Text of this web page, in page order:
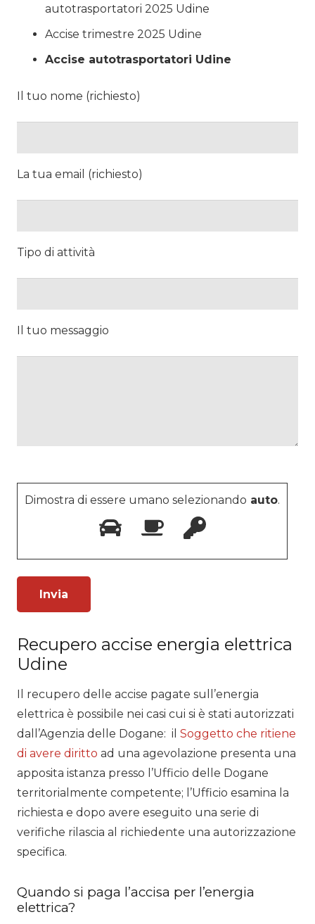
autotrasportatori 2025 Udine
Accise trimestre 2025 Udine
Accise autotrasportatori Udine
Il tuo nome (richiesto)
La tua email (richiesto)
Tipo di attività
Il tuo messaggio
Dimostra di essere umano selezionando auto.
Recupero accise energia elettrica
Udine
Il recupero delle accise pagate sull’energia
elettrica è possibile nei casi cui si è stati autorizzati
dall’Agenzia delle Dogane: il Soggetto che ritiene
di avere diritto ad una agevolazione presenta una
apposita istanza presso l’Ufficio delle Dogane
territorialmente competente; l’Ufficio esamina la
richiesta e dopo avere eseguito una serie di
verifiche rilascia al richiedente una autorizzazione
specifica.
Quando si paga l’accisa per l’energia
elettrica?